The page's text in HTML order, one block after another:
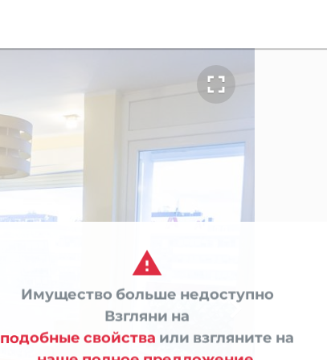



Имущество больше недоступно
Взгляни на
подобные свойства или взгляните на